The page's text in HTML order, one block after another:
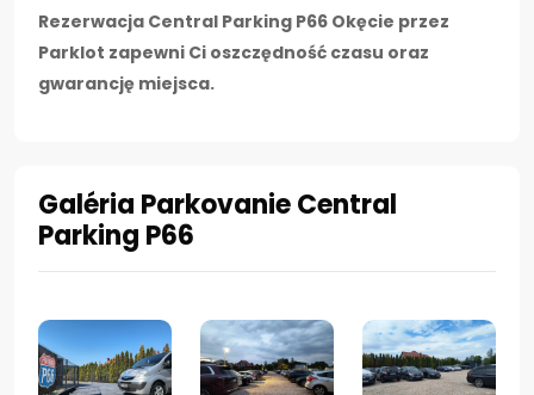
Rezerwacja Central Parking P66 Okęcie przez
Parklot zapewni Ci oszczędność czasu oraz
gwarancję miejsca.
Galéria Parkovanie Central
Parking P66